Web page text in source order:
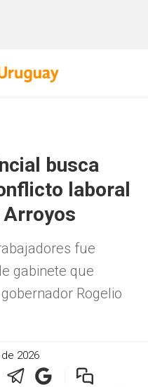
busca
laboral
Arroyos
fue
gabinete que
Rogelio
2026